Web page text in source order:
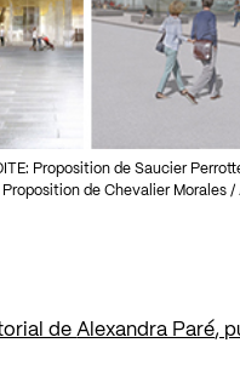
Proposition de Saucier
Proposition de Chevalier Morales /
de Alexandra Paré,